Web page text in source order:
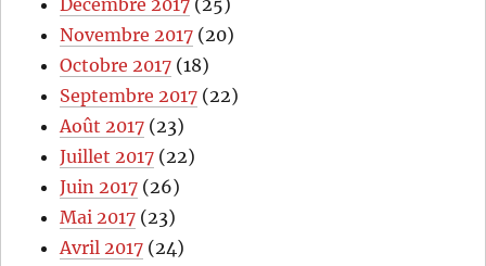
Décembre 2017 (25)
Novembre 2017 (20)
Octobre 2017 (18)
Septembre 2017 (22)
Août 2017 (23)
Juillet 2017 (22)
Juin 2017 (26)
Mai 2017 (23)
Avril 2017 (24)